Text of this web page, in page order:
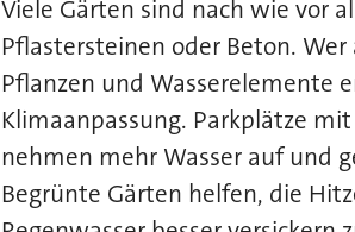
Viele Gärten sind nach wie vor
Pflastersteinen oder Beton.
Pflanzen und Wasserelemente
Klimaanpassung. Parkplätze
nehmen mehr Wasser auf und
Begrünte Gärten helfen, die